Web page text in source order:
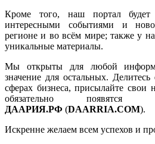
Кроме того, наш портал будет
интересными событиями и
регионе и во всём мире; также у
уникальные материалы.
Мы открыты для любой
значение для остальных.
сферах бизнеса, присылайте
обязательно
ДААРИЯ.РФ (DAARRIA.COM).
Искренне желаем всем успехов и